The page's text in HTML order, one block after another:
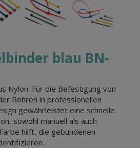
blau BN-
Nylon. Für die Befestigung von
Rohren in professionellen
gewährleistet eine schnelle
sowohl manuell als auch
hilft, die gebundenen